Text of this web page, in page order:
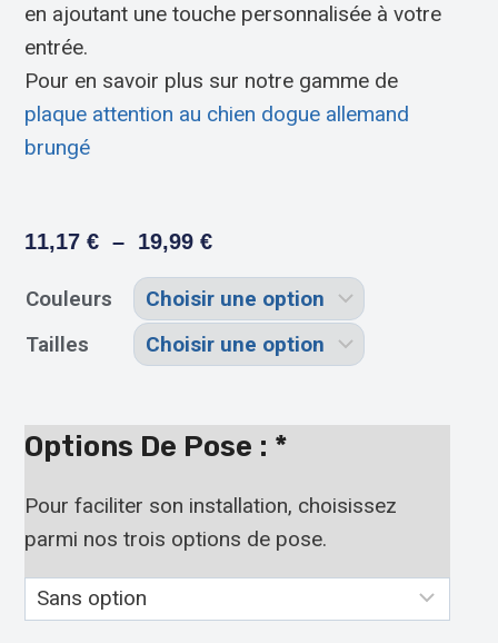
en ajoutant une touche personnalisée à votre
entrée.
Pour en savoir plus sur notre gamme de
plaque attention au chien dogue allemand
brungé
11,17€ – 19,99€
Couleurs
Tailles
Options De Pose : *
Pour faciliter son installation, choisissez
parmi nos trois options de pose.